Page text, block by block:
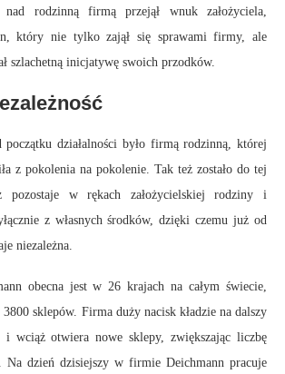
rodzinną firmą przejął wnuk założyciela,
który nie tylko zajął się sprawami firmy, ale
szlachetną inicjatywę swoich przodków.
początku działalności było firmą rodzinną, której
z pokolenia na pokolenie. Tak też zostało do tej
pozostaje w rękach założycielskiej rodziny i
z własnych środków, dzięki czemu już od
niezależna.
obecna jest w 26 krajach na całym świecie,
3800 sklepów. Firma duży nacisk kładzie na dalszy
wciąż otwiera nowe sklepy, zwiększając liczbę
Na dzień dzisiejszy w firmie Deichmann pracuje